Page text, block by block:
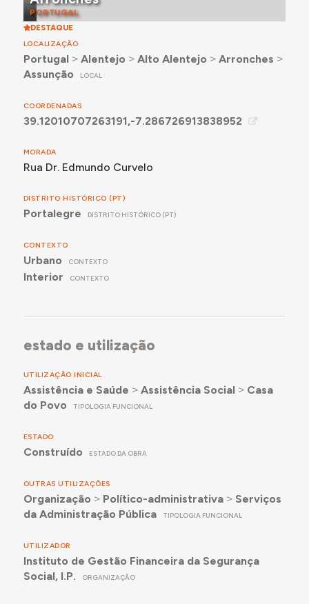
PORTUGAL
DESTAQUE
LOCALIZAÇÃO
Portugal ˃ Alentejo ˃ Alto Alentejo ˃ Arronches ˃
Assunção
LOCAL
COORDENADAS
39.12010707263191,-7.286726913838952
MORADA
Rua Dr. Edmundo Curvelo
DISTRITO HISTÓRICO (PT)
Portalegre DISTRITO HISTÓRICO (PT)
CONTEXTO
Urbano CONTEXTO
Interior CONTEXTO
estado e utilização
UTILIZAÇÃO INICIAL
Assistência e Saúde ˃ Assistência Social ˃ Casa
do Povo
TIPOLOGIA FUNCIONAL
ESTADO
Construído ESTADO DA OBRA
OUTRAS UTILIZAÇÕES
Organização ˃ Político-administrativa˃ Serviços
da Administração Pública
TIPOLOGIA FUNCIONAL
UTILIZADOR
Instituto de Gestão Financeira da Segurança
Social, I.P.
ORGANIZAÇÃO